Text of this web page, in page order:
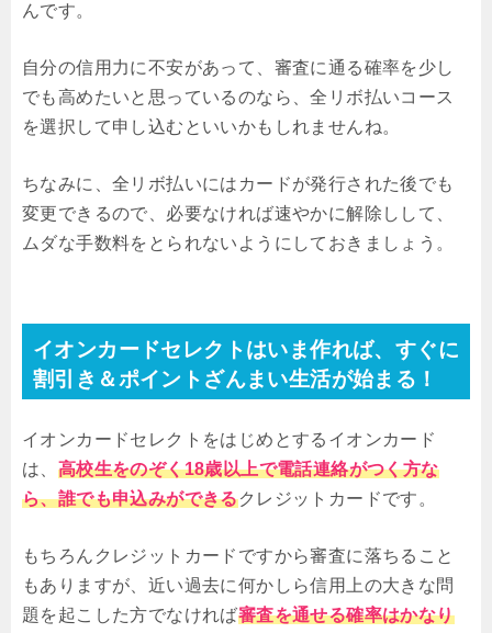
んです。
自分の信用力に不安があって、審査に通る確率を少し
でも高めたいと思っているのなら、全リボ払いコース
を選択して申し込むといいかもしれませんね。
ちなみに、全リボ払いにはカードが発行された後でも
変更できるので、必要なければ速やかに解除しして、
ムダな手数料をとられないようにしておきましょう。
イオンカードセレクトはいま作れば、すぐに
割引き＆ポイントざんまい生活が始まる！
イオンカードセレクトをはじめとするイオンカード
は、 高校生をのぞく18歳以上で電話連絡がつく方な
ら、誰でも申込みができるクレジットカードです。
もちろんクレジットカードですから審査に落ちること
もありますが、近い過去に何かしら信用上の大きな問
題を起こした方でなければ審査を通せる確率はかなり